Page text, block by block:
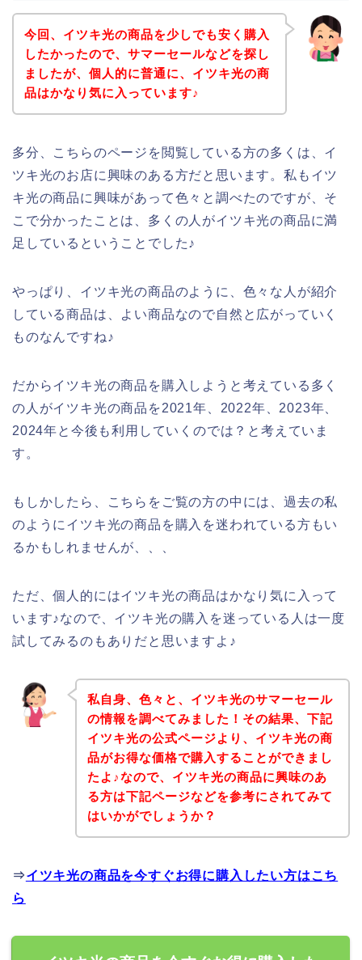
今回、イツキ光の商品を少しでも安く購入
したかったので、サマーセールなどを探し
ましたが、個人的に普通に、イツキ光の商
品はかなり気に入っています♪
多分、こちらのページを閲覧している方の多くは、イ
ツキ光のお店に興味のある方だと思います。私もイツ
キ光の商品に興味があって色々と調べたのですが、そ
こで分かったことは、多くの人がイツキ光の商品に満
足しているということでした♪
やっぱり、イツキ光の商品のように、色々な人が紹介
している商品は、よい商品なので自然と広がっていく
ものなんですね♪
だからイツキ光の商品を購入しようと考えている多く
の人がイツキ光の商品を2021年、2022年、2023年、
2024年と今後も利用していくのでは？と考えていま
す。
もしかしたら、こちらをご覧の方の中には、過去の私
のようにイツキ光の商品を購入を迷われている方もい
るかもしれませんが、、、
ただ、個人的にはイツキ光の商品はかなり気に入って
います♪なので、イツキ光の購入を迷っている人は一度
試してみるのもありだと思いますよ♪
私自身、色々と、イツキ光のサマーセール
の情報を調べてみました！その結果、下記
イツキ光の公式ページより、イツキ光の商
品がお得な価格で購入することができまし
たよ♪なので、イツキ光の商品に興味のあ
る方は下記ページなどを参考にされてみて
はいかがでしょうか？
⇒イツキ光の商品を今すぐお得に購入したい方はこち
ら